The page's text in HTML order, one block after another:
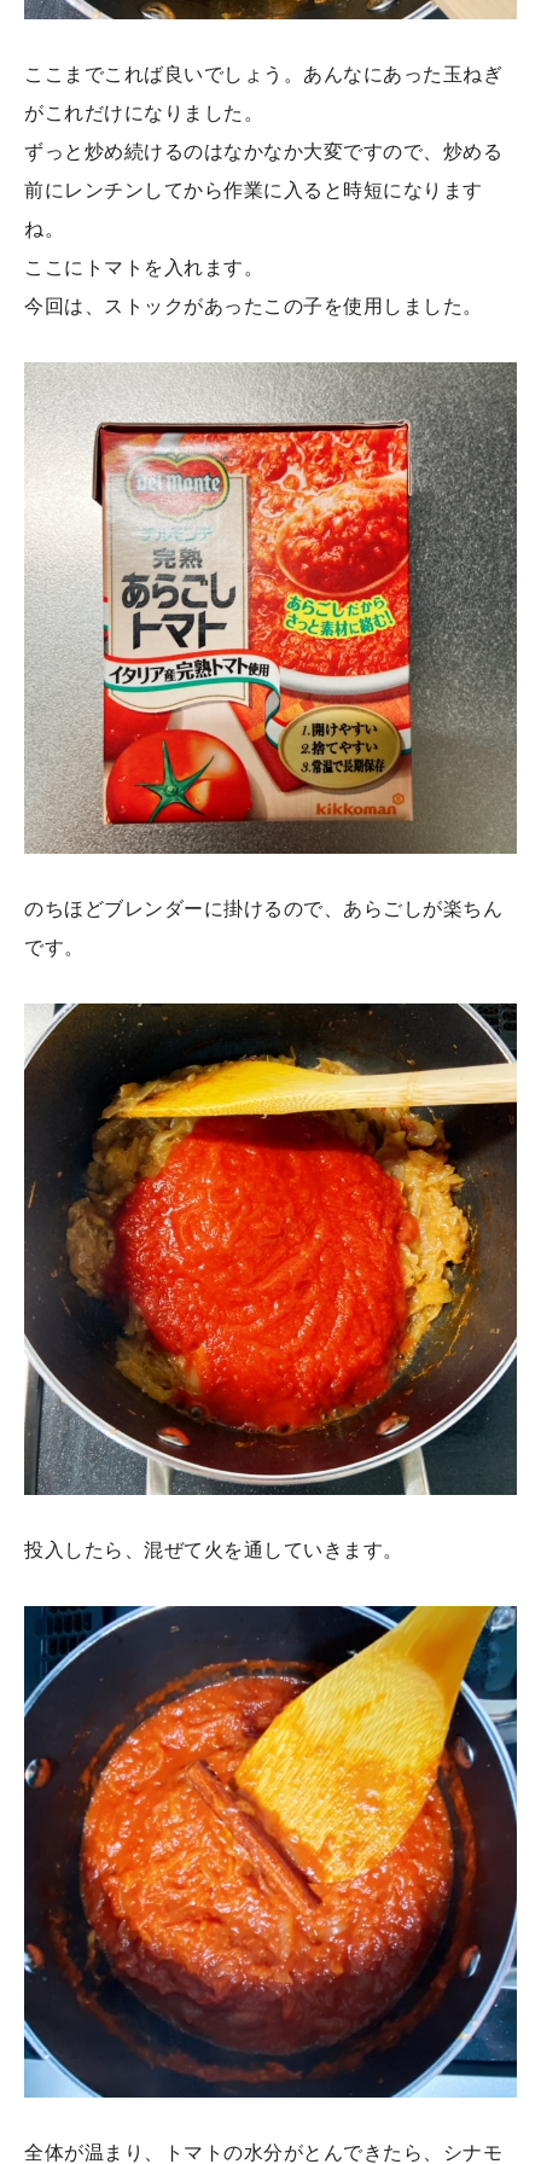
ここまでこれば良いでしょう。あんなにあった玉ねぎ
がこれだけになりました。
ずっと炒め続けるのはなかなか大変ですので、炒める
前にレンチンしてから作業に入ると時短になります
ね。
ここにトマトを入れます。
今回は、ストックがあったこの子を使用しました。
のちほどブレンダーに掛けるので、あらごしが楽ちん
です。
投入したら、混ぜて火を通していきます。
全体が温まり、トマトの水分がとんできたら、シナモ